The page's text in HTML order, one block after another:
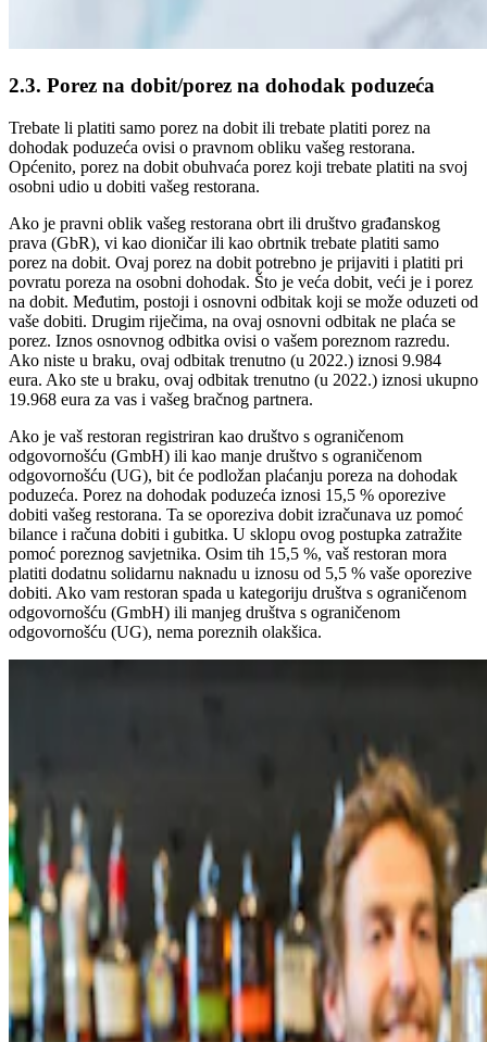
2.3. Porez na dobit/porez na dohodak poduzeća
Trebate li platiti samo porez na dobit ili trebate platiti porez na
dohodak poduzeća ovisi o pravnom obliku vašeg restorana.
Općenito, porez na dobit obuhvaća porez koji trebate platiti na svoj
osobni udio u dobiti vašeg restorana.
Ako je pravni oblik vašeg restorana obrt ili društvo građanskog
prava (GbR), vi kao dioničar ili kao obrtnik trebate platiti samo
porez na dobit. Ovaj porez na dobit potrebno je prijaviti i platiti pri
povratu poreza na osobni dohodak. Što je veća dobit, veći je i porez
na dobit. Međutim, postoji i osnovni odbitak koji se može oduzeti od
vaše dobiti. Drugim riječima, na ovaj osnovni odbitak ne plaća se
porez. Iznos osnovnog odbitka ovisi o vašem poreznom razredu.
Ako niste u braku, ovaj odbitak trenutno (u 2022.) iznosi 9.984
eura. Ako ste u braku, ovaj odbitak trenutno (u 2022.) iznosi ukupno
19.968 eura za vas i vašeg bračnog partnera.
Ako je vaš restoran registriran kao društvo s ograničenom
odgovornošću (GmbH) ili kao manje društvo s ograničenom
odgovornošću (UG), bit će podložan plaćanju poreza na dohodak
poduzeća. Porez na dohodak poduzeća iznosi 15,5 % oporezive
dobiti vašeg restorana. Ta se oporeziva dobit izračunava uz pomoć
bilance i računa dobiti i gubitka. U sklopu ovog postupka zatražite
pomoć poreznog savjetnika. Osim tih 15,5 %, vaš restoran mora
platiti dodatnu solidarnu naknadu u iznosu od 5,5 % vaše oporezive
dobiti. Ako vam restoran spada u kategoriju društva s ograničenom
odgovornošću (GmbH) ili manjeg društva s ograničenom
odgovornošću (UG), nema poreznih olakšica.